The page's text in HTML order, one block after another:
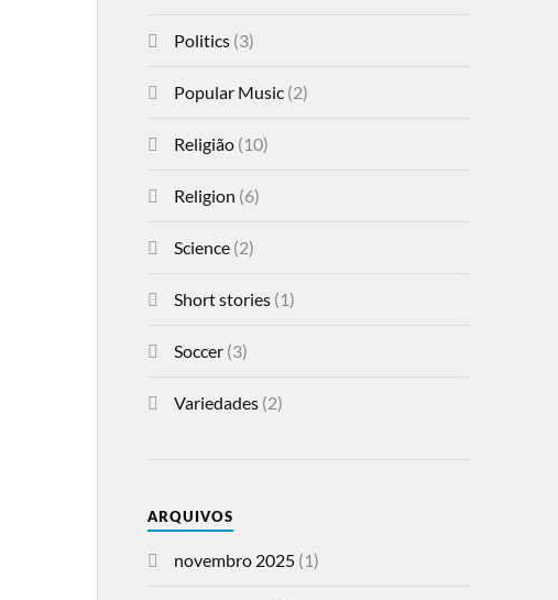
Politics(3)
Popular Music(2)
Religião(10)
Religion (6)
Science(2)
Short stories(1)
Soccer(3)
Variedades(2)
ARQUIVOS
novembro 2025(1)